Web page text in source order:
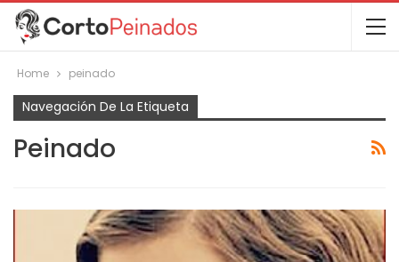
Home peinado
Navegación De La Etiqueta
Peinado